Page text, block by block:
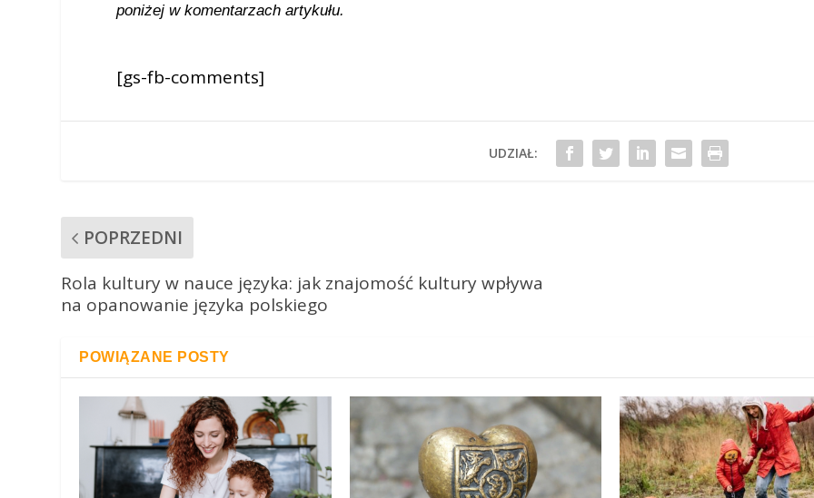
poniżej w komentarzach artykułu.
[gs-fb-comments]
UDZIAŁ:
POPRZEDNI
Rola kultury w nauce języka: jak znajomość kultury wpływa
na opanowanie języka polskiego
POWIĄZANE POSTY